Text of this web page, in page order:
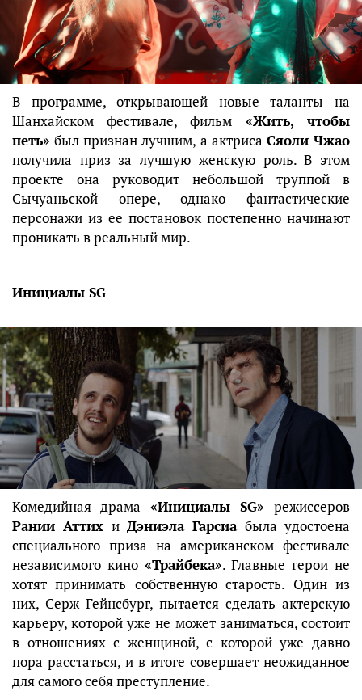
В программе, открывающей новые таланты на
Шанхайском фестивале, фильм «Жить, чтобы
петь» был признан лучшим, а актриса Сяоли Чжао
получила приз за лучшую женскую роль. В этом
проекте она руководит небольшой труппой в
Сычуаньской опере, однако фантастические
персонажи из ее постановок постепенно начинают
проникать в реальный мир.
Инициалы SG
Комедийная драма «Инициалы SG» режиссеров
Рании Аттих и Дэниэла Гарсиабыла удостоена
специального приза на американском фестивале
независимого кино «Трайбека». Главные герои не
хотят принимать собственную старость. Один из
них, Серж Гейнсбург, пытается сделать актерскую
карьеру, которой уже не может заниматься, состоит
в отношениях с женщиной, с которой уже давно
пора расстаться, и в итоге совершает неожиданное
для самого себя преступление.